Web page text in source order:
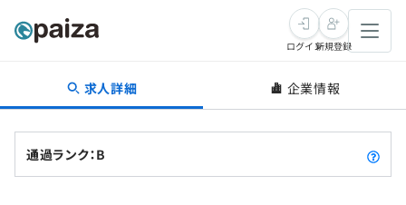
転職・キャリア
新卒就活
ログイン新規登録
求人詳細 企業情報
通過ランク：B